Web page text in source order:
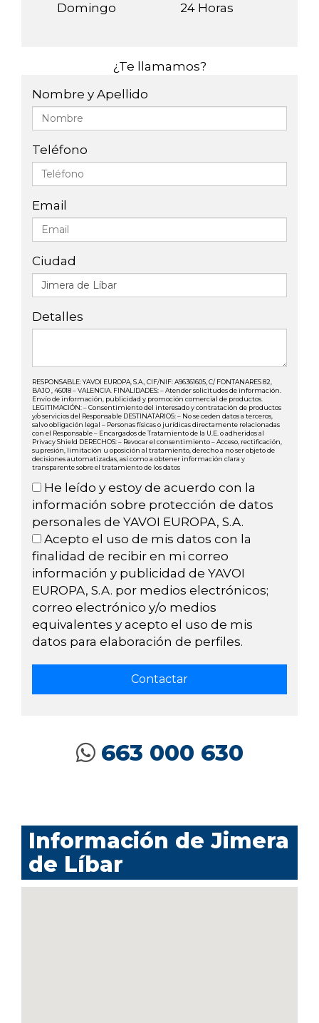
Domingo 24 Horas
¿Te llamamos?
Nombre y Apellido
Teléfono
Email
Ciudad
Detalles
RESPONSABLE: YAVOI EUROPA, S.A., CIF/NIF: A96361605, C/ FONTANARES 82,
BAJO , 46018 – VALENCIA. FINALIDADES: – Atender solicitudes de información.
Envío de información, publicidad y promoción comercial de productos.
LEGITIMACIÓN: – Consentimiento del interesado y contratación de productos
y/o servicios del Responsable DESTINATARIOS: – No se ceden datos a terceros,
salvo obligación legal – Personas físicas o jurídicas directamente relacionadas
con el Responsable – Encargados de Tratamiento de la U.E. o adheridos al
Privacy Shield DERECHOS: – Revocar el consentimiento – Acceso, rectificación,
supresión, limitación u oposición al tratamiento, derecho a no ser objeto de
decisiones automatizadas, así como a obtener información clara y
transparente sobre el tratamiento de los datos
He leído y estoy de acuerdo con la
información sobre protección de datos
personales de YAVOI EUROPA, S.A.
Acepto el uso de mis datos con la
finalidad de recibir en mi correo
información y publicidad de YAVOI
EUROPA, S.A. por medios electrónicos;
correo electrónico y/o medios
equivalentes y acepto el uso de mis
datos para elaboración de perfiles.
663 000 630
Información de Jimera
de Líbar